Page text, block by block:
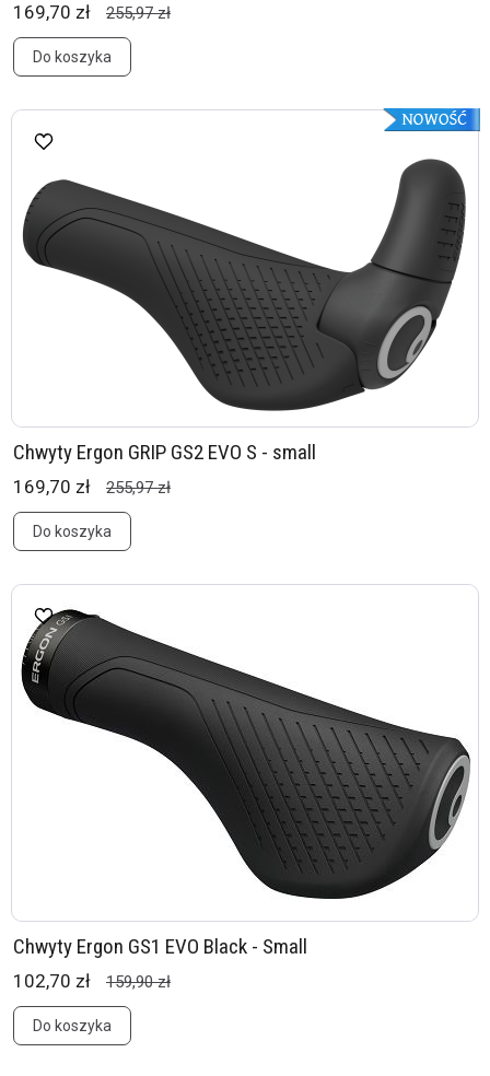
169,70 zł 255,97 zł
Do koszyka
Chwyty Ergon GRIP GS2 EVO S - small
169,70 zł 255,97 zł
Do koszyka
Chwyty Ergon GS1 EVO Black - Small
102,70 zł 159,90 zł
Do koszyka